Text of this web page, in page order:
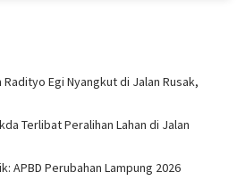
Egi Nyangkut di Jalan Rusak,
Terlibat Peralihan Lahan di Jalan
APBD Perubahan Lampung 2026